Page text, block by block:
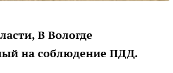
В Вологде
на соблюдение ПДД.